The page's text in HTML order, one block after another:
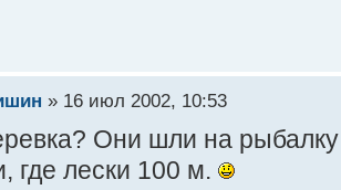
» 16 июл 2002, 10:53
Они шли на
где лески 100 м.